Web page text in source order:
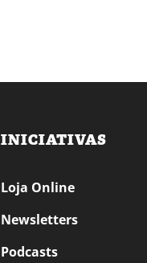
INICIATIVAS
Loja Online
Newsletters
Podcasts